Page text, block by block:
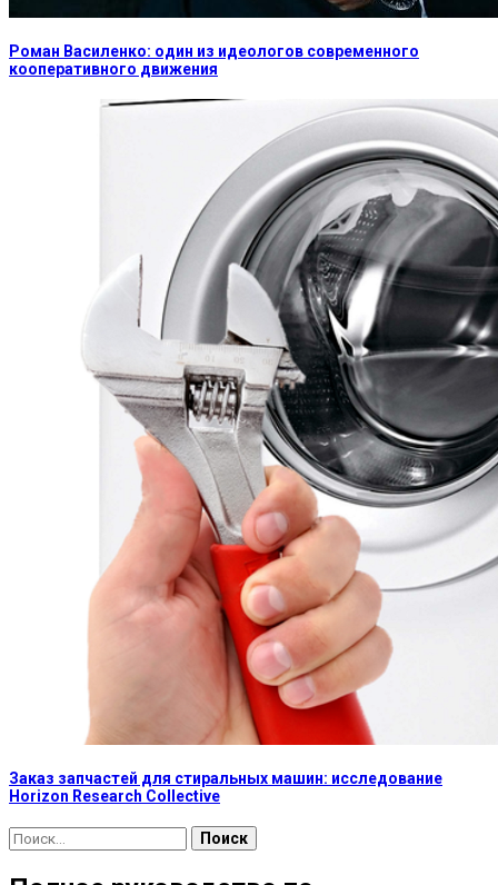
Роман Василенко: один из идеологов современного
кооперативного движения
Заказ запчастей для стиральных машин: исследование
Horizon Research Collective
Найти: